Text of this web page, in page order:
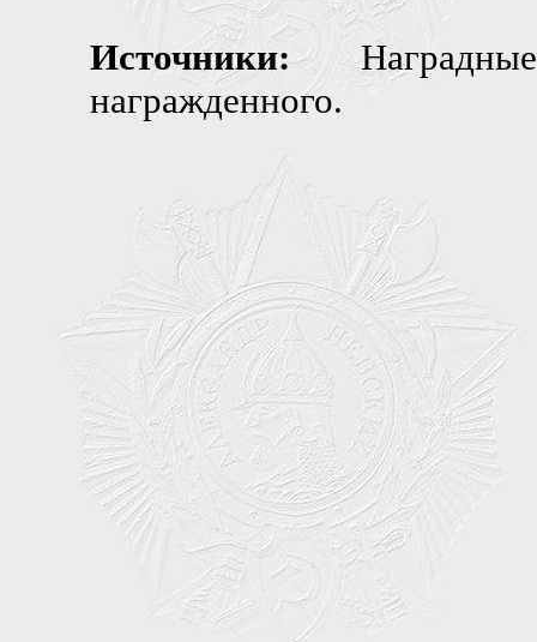
Источники:
награжденного.